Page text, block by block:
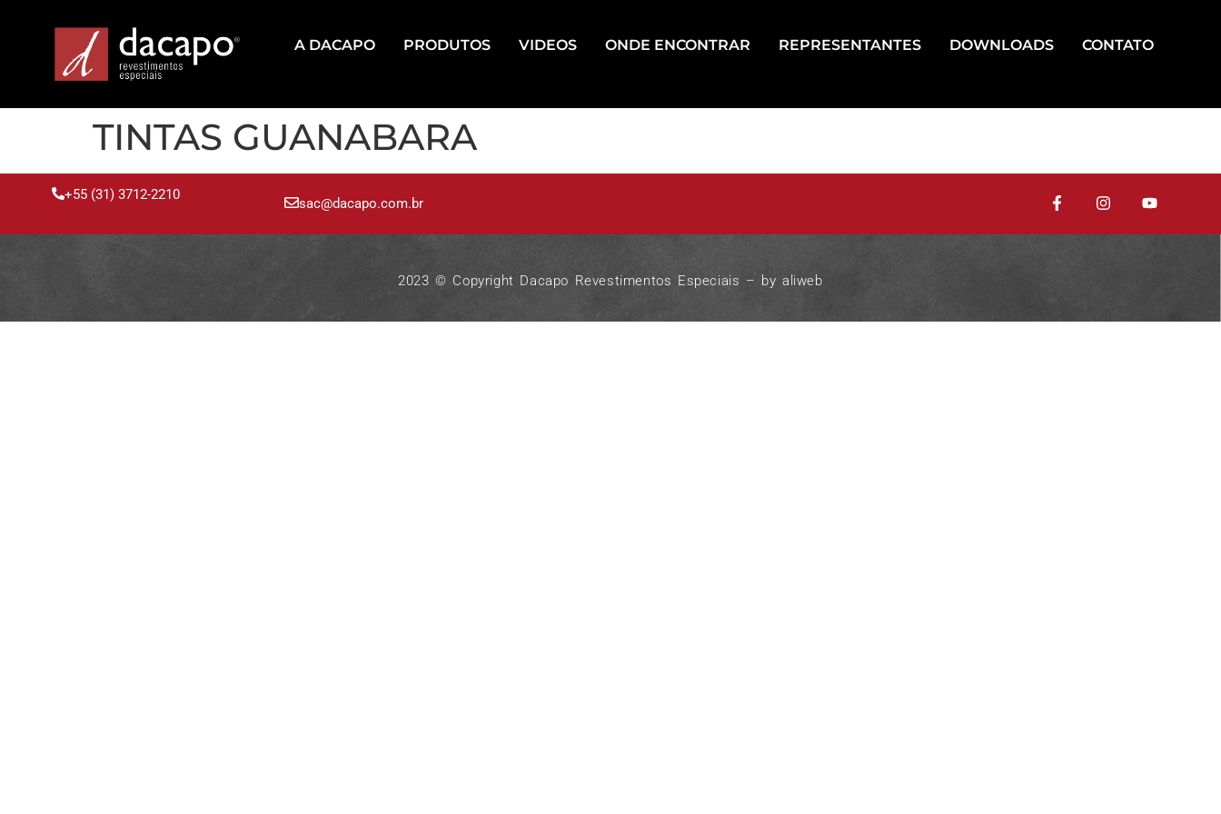
A DACAPO PRODUTOS VIDEOS ONDE ENCONTRAR REPRESENTANTES DOWNLOADS CONTATO
TINTAS GUANABARA
+55 (31) 3712-2210
sac@dacapo.com.br
2023 © Copyright Dacapo Revestimentos Especiais – byaliweb